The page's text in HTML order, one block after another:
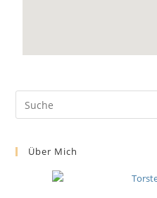
Über Mich